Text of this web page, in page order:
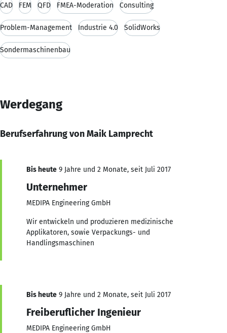
CAD FEM QFD FMEA-Moderation Consulting
Problem-Management Industrie 4.0 SolidWorks
Sondermaschinenbau
Werdegang
Berufserfahrung von Maik Lamprecht
Bis heute 9 Jahre und 2 Monate, seit Juli 2017
Unternehmer
MEDIPA Engineering GmbH
Wir entwickeln und produzieren medizinische
Applikatoren, sowie Verpackungs- und
Handlingsmaschinen
Bis heute 9 Jahre und 2 Monate, seit Juli 2017
Freiberuflicher Ingenieur
MEDIPA Engineering GmbH